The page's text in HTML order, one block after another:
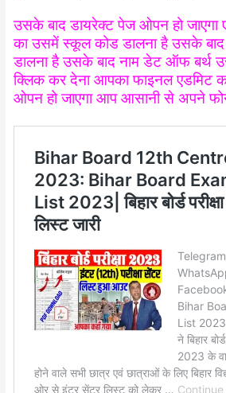
उसके बाद डायरेक्ट पेज ओपन हो जाएगा
का उसमें स्कूल कोड डालना है उसके
डालना है उसके बाद नाम डेट ऑफ बर्थ
क्लिक कर देना आपका फाइनल एडमिट
ओपन हो जाएगा आप आसानी से अपने